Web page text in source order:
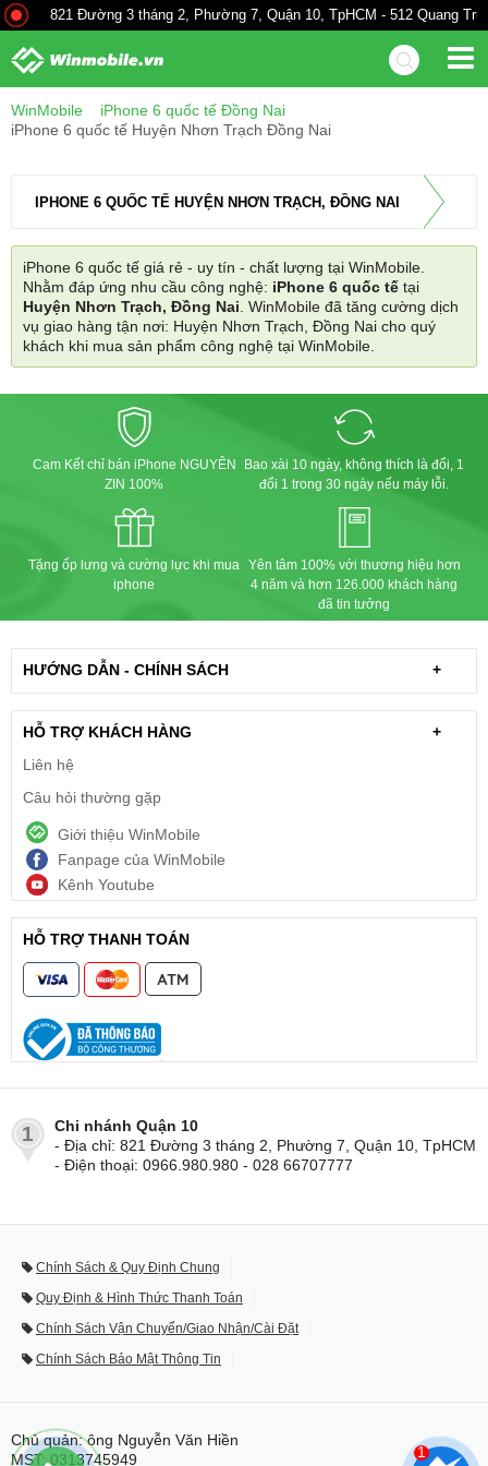
821 Đường 3 tháng 2, Phường 7, Quận 10, TpHCM - 512 Quang
WinMobile
iPhone 6 quốc tế Đồng Nai
iPhone 6 quốc tế Huyện Nhơn Trạch Đồng Nai
IPHONE 6 QUỐC TẾ HUYỆN NHƠN TRẠCH, ĐỒNG NAI
iPhone 6 quốc tế giá rẻ - uy tín - chất lượng tại WinMobile.
Nhằm đáp ứng nhu cầu công nghệ: iPhone 6 quốc tế tại
Huyện Nhơn Trạch, Đồng Nai. WinMobile đã tăng cường dịch
vụ giao hàng tận nơi: Huyện Nhơn Trạch, Đồng Nai cho quý
khách khi mua sản phẩm công nghệ tại WinMobile.
Cam Kết chỉ bán iPhone NGUYÊN
ZIN 100%
Bao xài 10 ngày, không thích là đổi, 1
đổi 1 trong 30 ngày nếu máy lỗi.
Tặng ốp lưng và cường lực khi mua
iphone
Yên tâm 100% với thương hiệu hơn
4 năm và hơn 126.000 khách hàng
đã tin tưởng
HƯỚNG DẪN - CHÍNH SÁCH +
HỖ TRỢ KHÁCH HÀNG
+
Liên hệ
Câu hỏi thường gặp
Giới thiệu WinMobile
Fanpage của WinMobile
Kênh Youtube
HỖ TRỢ THANH TOÁN
1
Chi nhánh Quận 10
- Địa chỉ: 821 Đường 3 tháng 2, Phường 7, Quận 10, TpHCM
- Điện thoại: 0966.980.980 - 028 66707777
Chính Sách & Quy Định Chung
Quy Định & Hình Thức Thanh Toán
Chính Sách Vận Chuyển/Giao Nhận/Cài Đặt
Chính Sách Bảo Mật Thông Tin
Chủ quản: ông Nguyễn Văn Hiền
MST: 0313745949
1